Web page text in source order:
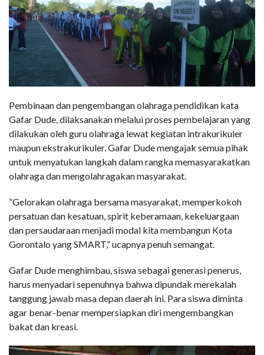
Pembinaan dan pengembangan olahraga pendidikan kata
Gafar Dude, dilaksanakan melalui proses pembelajaran yang
dilakukan oleh guru olahraga lewat kegiatan intrakurikuler
maupun ekstrakurikuler. Gafar Dude mengajak semua pihak
untuk menyatukan langkah dalam rangka memasyarakatkan
olahraga dan mengolahragakan masyarakat.
“Gelorakan olahraga bersama masyarakat, memperkokoh
persatuan dan kesatuan, spirit keberamaan, kekeluargaan
dan persaudaraan menjadi modal kita membangun Kota
Gorontalo yang SMART,” ucapnya penuh semangat.
Gafar Dude menghimbau, siswa sebagai generasi penerus,
harus menyadari sepenuhnya bahwa dipundak merekalah
tanggung jawab masa depan daerah ini. Para siswa diminta
agar benar-benar mempersiapkan diri mengembangkan
bakat dan kreasi.